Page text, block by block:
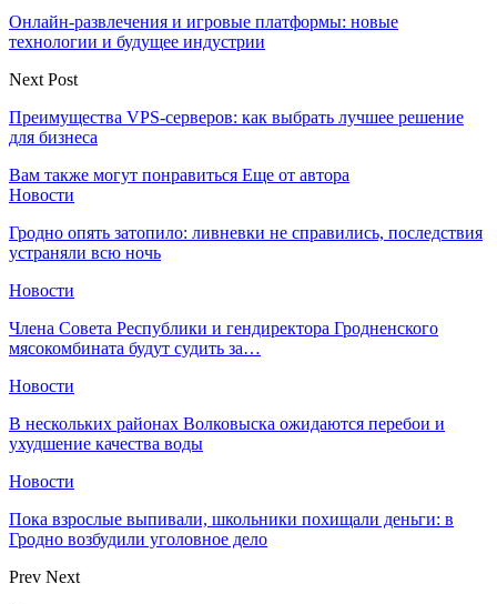
Онлайн-развлечения и игровые платформы: новые
технологии и будущее индустрии
Next Post
Преимущества VPS-серверов: как выбрать лучшее решение
для бизнеса
Вам также могут понравиться Еще от автора
Новости
Гродно опять затопило: ливневки не справились, последствия
устраняли всю ночь
Новости
Члена Совета Республики и гендиректора Гродненского
мясокомбината будут судить за…
Новости
В нескольких районах Волковыска ожидаются перебои и
ухудшение качества воды
Новости
Пока взрослые выпивали, школьники похищали деньги: в
Гродно возбудили уголовное дело
Prev Next